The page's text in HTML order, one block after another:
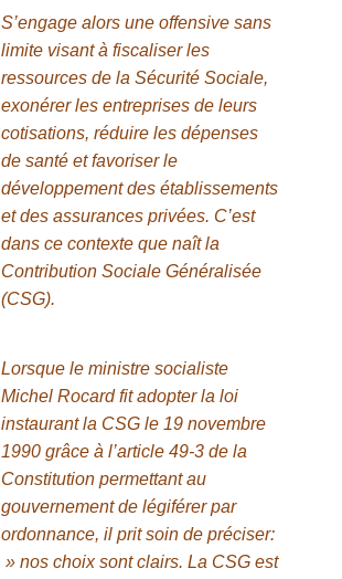
S’engage alors une offensive sans
limite visant à fiscaliser les
ressources de la Sécurité Sociale,
exonérer les entreprises de leurs
cotisations, réduire les dépenses
de santé et favoriser le
développement des établissements
et des assurances privées. C’est
dans ce contexte que naît la
Contribution Sociale Généralisée
(CSG).
Lorsque le ministre socialiste
Michel Rocard fit adopter la loi
instaurant la CSG le 19 novembre
1990 grâce à l’article 49-3 de la
Constitution permettant au
gouvernement de légiférer par
ordonnance, il prit soin de préciser:
» nos choix sont clairs. La CSG est